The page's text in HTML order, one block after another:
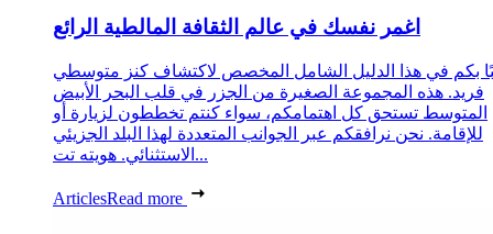
اغمر نفسك في عالم الثقافة المالطية الرائع
بكم في هذا الدليل الشامل المخصص لاكتشاف كنز متوسطي
فريد. هذه المجموعة الصغيرة من الجزر في قلب البحر الأبيض
المتوسط تستحق كل اهتمامكم، سواء كنتم تخططون لزيارة أو
للإقامة. نحن نرافقكم عبر الجوانب المتعددة لهذا البلد الجزيئي
الاستثنائي. هويته تت...
ArticlesRead more